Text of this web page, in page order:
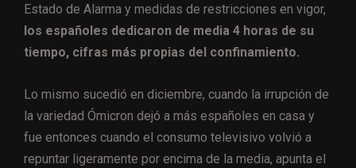
Estado de Alarma y medidas de restricciones en vigor,
los españoles dedicaron de media 4 horas de su
tiempo, cifras más propias del confinamiento.
Lo mismo sucedió en diciembre, cuando la irrupción de
la variedad Ómicron dejó a más españoles en casa y
fue entonces cuando el consumo televisivo volvió a
repuntar ligeramente por encima de la media, apunta el